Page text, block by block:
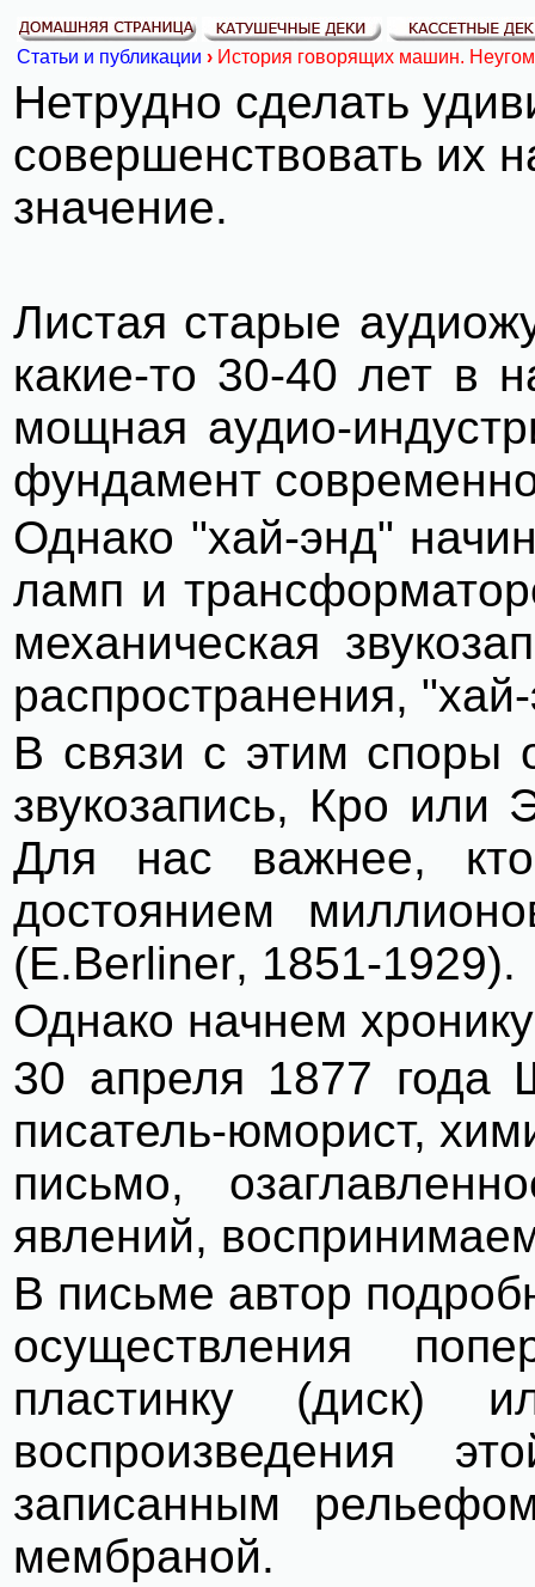
Статьи и публикации › История говорящих машин.
Нетрудно сделать
совершенствовать их
значение.
Листая старые
какие-то 30-40 лет в
мощная аудио-
фундамент
Однако "хай-энд"
ламп и
механическая
распространения,
В связи с этим споры
звукозапись, Кро или
Для нас важнее,
достоянием
(Е.Berliner, 1851-1929).
Однако начнем
30 апреля 1877 года
писатель-юморист,
письмо,
явлений,
В письме автор
осуществления
пластинку (диск)
воспроизведения
записанным
мембраной.